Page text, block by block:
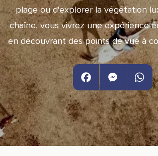
plage ou d'explorer la végétation
chaîne, vous vivrez une expérience
en découvrant des points de vue à
FacebookMessenger